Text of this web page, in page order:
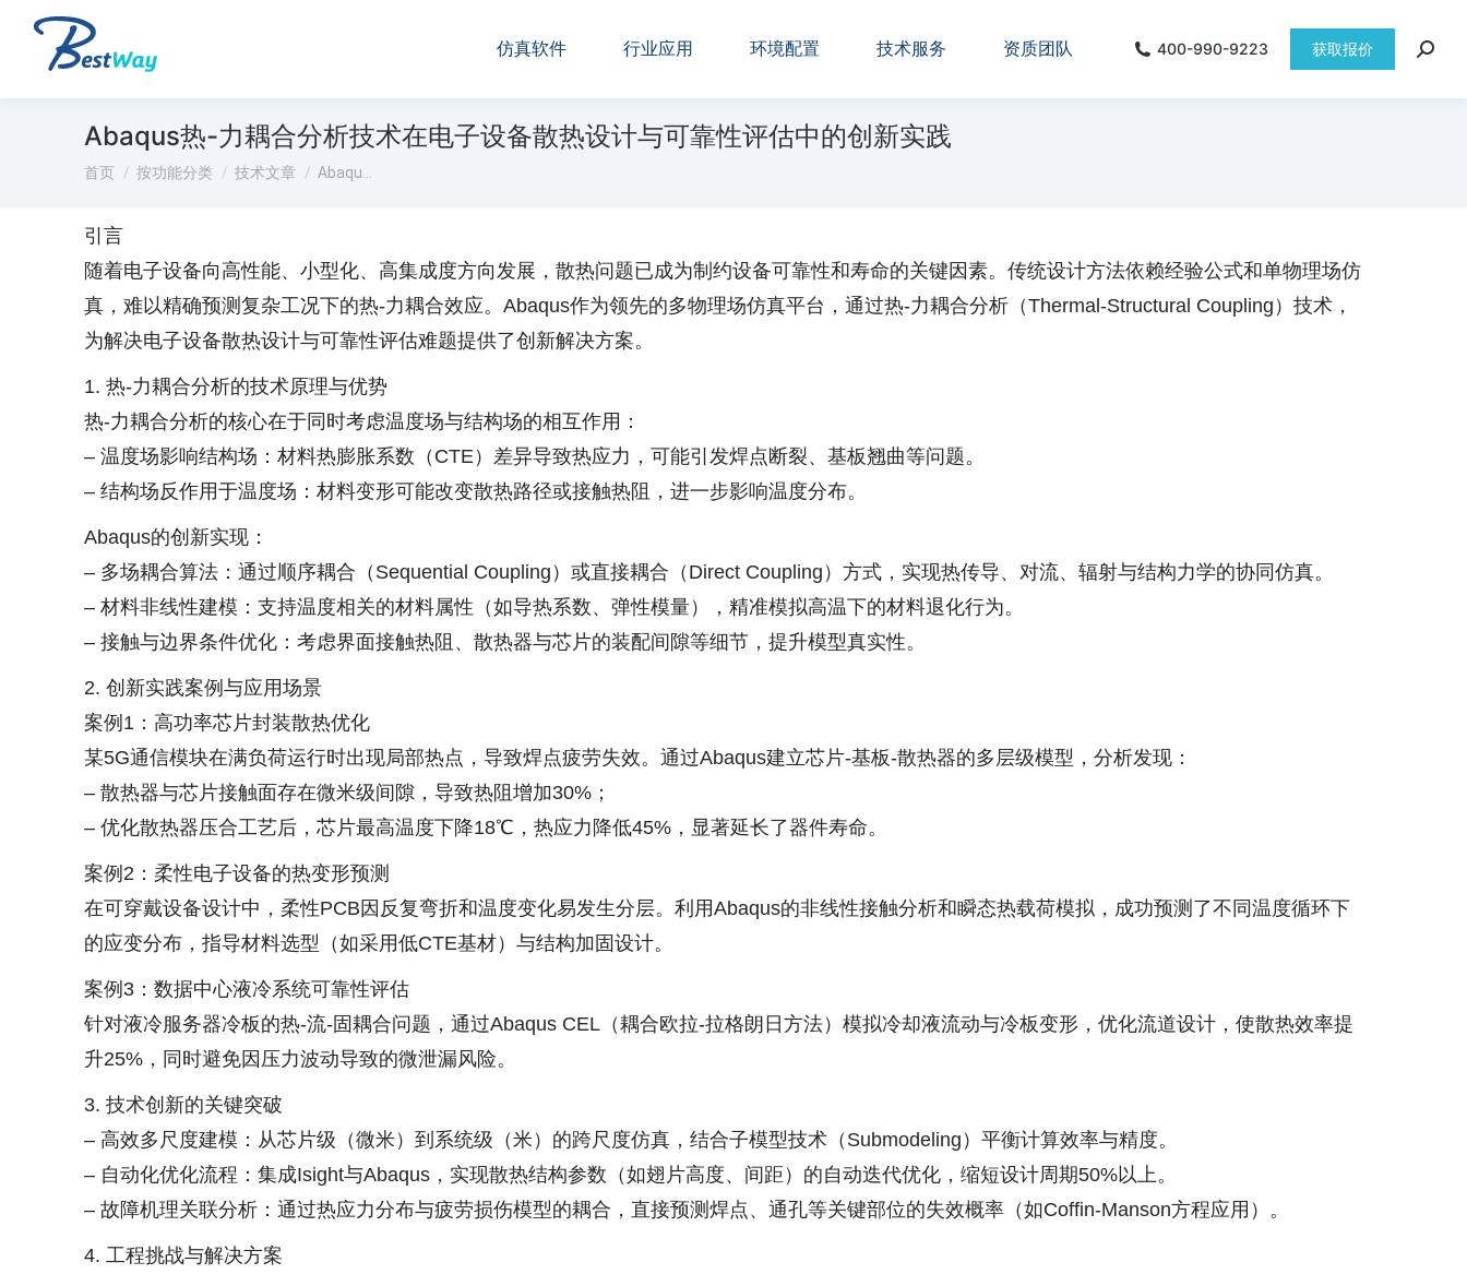
仿真软件 行业应用 环境配置 技术服务 资质团队 400-990-9223 获取报价
Abaqus热-力耦合分析技术在电子设备散热设计与可靠性评估中的创新实践
您在这里：
首页 按功能分类 技术文章 Abaqu…
引言
随着电子设备向高性能、小型化、高集成度方向发展，散热问题已成为制约设备可靠性和寿命的关键因素。传统设计方法依赖经验公式和单物理场仿
真，难以精确预测复杂工况下的热-力耦合效应。Abaqus作为领先的多物理场仿真平台，通过热-力耦合分析（Thermal-Structural Coupling）技术，
为解决电子设备散热设计与可靠性评估难题提供了创新解决方案。
1. 热-力耦合分析的技术原理与优势
热-力耦合分析的核心在于同时考虑温度场与结构场的相互作用：
– 温度场影响结构场：材料热膨胀系数（CTE）差异导致热应力，可能引发焊点断裂、基板翘曲等问题。
– 结构场反作用于温度场：材料变形可能改变散热路径或接触热阻，进一步影响温度分布。
Abaqus的创新实现：
– 多场耦合算法：通过顺序耦合（Sequential Coupling）或直接耦合（Direct Coupling）方式，实现热传导、对流、辐射与结构力学的协同仿真。
– 材料非线性建模：支持温度相关的材料属性（如导热系数、弹性模量），精准模拟高温下的材料退化行为。
– 接触与边界条件优化：考虑界面接触热阻、散热器与芯片的装配间隙等细节，提升模型真实性。
2. 创新实践案例与应用场景
案例1：高功率芯片封装散热优化
某5G通信模块在满负荷运行时出现局部热点，导致焊点疲劳失效。通过Abaqus建立芯片-基板-散热器的多层级模型，分析发现：
– 散热器与芯片接触面存在微米级间隙，导致热阻增加30%；
– 优化散热器压合工艺后，芯片最高温度下降18℃，热应力降低45%，显著延长了器件寿命。
案例2：柔性电子设备的热变形预测
在可穿戴设备设计中，柔性PCB因反复弯折和温度变化易发生分层。利用Abaqus的非线性接触分析和瞬态热载荷模拟，成功预测了不同温度循环下
的应变分布，指导材料选型（如采用低CTE基材）与结构加固设计。
案例3：数据中心液冷系统可靠性评估
针对液冷服务器冷板的热-流-固耦合问题，通过Abaqus CEL（耦合欧拉-拉格朗日方法）模拟冷却液流动与冷板变形，优化流道设计，使散热效率提
升25%，同时避免因压力波动导致的微泄漏风险。
3. 技术创新的关键突破
– 高效多尺度建模：从芯片级（微米）到系统级（米）的跨尺度仿真，结合子模型技术（Submodeling）平衡计算效率与精度。
– 自动化优化流程：集成Isight与Abaqus，实现散热结构参数（如翅片高度、间距）的自动迭代优化，缩短设计周期50%以上。
– 故障机理关联分析：通过热应力分布与疲劳损伤模型的耦合，直接预测焊点、通孔等关键部位的失效概率（如Coffin-Manson方程应用）。
4. 工程挑战与解决方案